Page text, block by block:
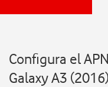
Configura el
Galaxy A3